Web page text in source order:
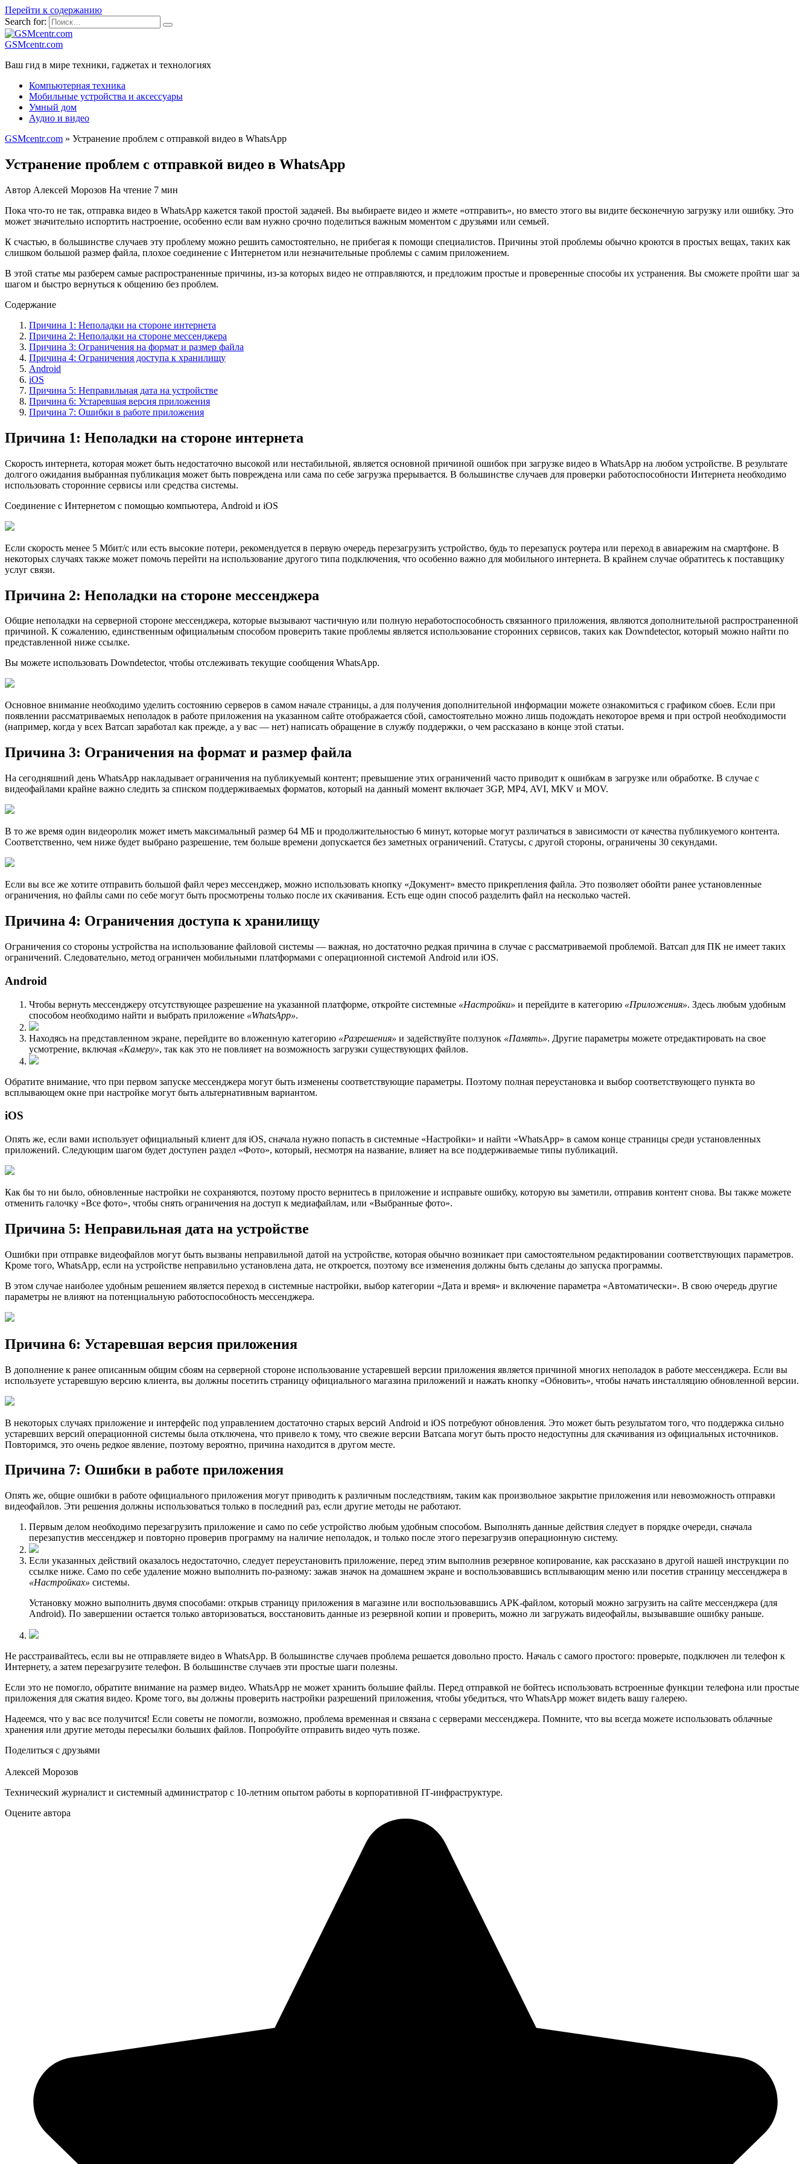
Перейти к содержанию
Search for:
GSMcentr.com
Ваш гид в мире техники, гаджетах и технологиях
Компьютерная техника
Мобильные устройства и аксессуары
Умный дом
Аудио и видео
GSMcentr.com » Устранение проблем с отправкой видео в WhatsApp
Устранение проблем с отправкой видео в WhatsApp
Автор Алексей Морозов На чтение 7 мин
Пока что-то не так, отправка видео в WhatsApp кажется такой простой задачей. Вы выбираете видео и жмете «отправить», но вместо этого вы видите бесконечную загрузку или ошибку. Это
может значительно испортить настроение, особенно если вам нужно срочно поделиться важным моментом с друзьями или семьей.
К счастью, в большинстве случаев эту проблему можно решить самостоятельно, не прибегая к помощи специалистов. Причины этой проблемы обычно кроются в простых вещах, таких как
слишком большой размер файла, плохое соединение с Интернетом или незначительные проблемы с самим приложением.
В этой статье мы разберем самые распространенные причины, из-за которых видео не отправляются, и предложим простые и проверенные способы их устранения. Вы сможете пройти шаг за
шагом и быстро вернуться к общению без проблем.
Содержание
Причина 1: Неполадки на стороне интернета
Причина 2: Неполадки на стороне мессенджера
Причина 3: Ограничения на формат и размер файла
Причина 4: Ограничения доступа к хранилищу
Android
iOS
Причина 5: Неправильная дата на устройстве
Причина 6: Устаревшая версия приложения
Причина 7: Ошибки в работе приложения
Причина 1: Неполадки на стороне интернета
Скорость интернета, которая может быть недостаточно высокой или нестабильной, является основной причиной ошибок при загрузке видео в WhatsApp на любом устройстве. В результате
долгого ожидания выбранная публикация может быть повреждена или сама по себе загрузка прерывается. В большинстве случаев для проверки работоспособности Интернета необходимо
использовать сторонние сервисы или средства системы.
Соединение с Интернетом с помощью компьютера, Android и iOS
Если скорость менее 5 Мбит/с или есть высокие потери, рекомендуется в первую очередь перезагрузить устройство, будь то перезапуск роутера или переход в авиарежим на смартфоне. В
некоторых случаях также может помочь перейти на использование другого типа подключения, что особенно важно для мобильного интернета. В крайнем случае обратитесь к поставщику
услуг связи.
Причина 2: Неполадки на стороне мессенджера
Общие неполадки на серверной стороне мессенджера, которые вызывают частичную или полную неработоспособность связанного приложения, являются дополнительной распространенной
причиной. К сожалению, единственным официальным способом проверить такие проблемы является использование сторонних сервисов, таких как Downdetector, который можно найти по
представленной ниже ссылке.
Вы можете использовать Downdetector, чтобы отслеживать текущие сообщения WhatsApp.
Основное внимaние необходимо уделить состоянию серверов в самом начале страницы, а для получения дополнительной информации можете ознакомиться с графиком сбоев. Если при
появлении рассматриваемых неполадок в работе приложения на указанном сайте отображается сбой, самостоятельно можно лишь подождать некоторое время и при острой необходимости
(например, когда у всех Ватсап заработал как прежде, а у вас — нет) написать обращение в службу поддержки, о чем рассказано в конце этой статьи.
Причина 3: Ограничения на формат и размер файла
На сегодняшний день WhatsApp накладывает ограничения на публикуемый контент; превышение этих ограничений часто приводит к ошибкам в загрузке или обработке. В случае с
видеофайлами крайне важно следить за списком поддерживаемых форматов, который на данный момент включает 3GP, MP4, AVI, MKV и MOV.
В то же время один видеоролик может иметь максимальный размер 64 МБ и продолжительностью 6 минут, которые могут различаться в зависимости от качества публикуемого контента.
Соответственно, чем ниже будет выбрано разрешение, тем больше времени допускается без заметных ограничений. Статусы, с другой стороны, ограничены 30 секундами.
Если вы все же хотите отправить большой файл через мессенджер, можно использовать кнопку «Документ» вместо прикрепления файла. Это позволяет обойти ранее установленные
ограничения, но файлы сами по себе могут быть просмотрены только после их скачивания. Есть еще один способ разделить файл на несколько частей.
Причина 4: Ограничения доступа к хранилищу
Ограничения со стороны устройства на использование файловой системы — важная, но достаточно редкая причина в случае с рассматриваемой проблемой. Ватсап для ПК не имеет таких
ограничений. Следовательно, метод ограничен мобильными платформами с операционной системой Android или iOS.
Android
Чтобы вернуть мессенджеру отсутствующее разрешение на указанной платформе, откройте системные «Настройки» и перейдите в категорию «Приложения». Здесь любым удобным
способом необходимо найти и выбрать приложение «WhatsApp».
Находясь на представленном экране, перейдите во вложенную категорию «Разрешения» и задействуйте ползунок «Память». Другие параметры можете отредактировать на свое
усмотрение, включая «Камеру», так как это не повлияет на возможность загрузки существующих файлов.
Обратите внимание, что при первом запуске мессенджера могут быть изменены соответствующие параметры. Поэтому полная переустановка и выбор соответствующего пункта во
всплывающем окне при настройке могут быть альтернативным вариантом.
iOS
Опять же, если вами использует официальный клиент для iOS, сначала нужно попасть в системные «Настройки» и найти «WhatsApp» в самом конце страницы среди установленных
приложений. Следующим шагом будет доступен раздел «Фото», который, несмотря на название, влияет на все поддерживаемые типы публикаций.
Как бы то ни было, обновленные настройки не сохраняются, поэтому просто вернитесь в приложение и исправьте ошибку, которую вы заметили, отправив контент снова. Вы также можете
отменить галочку «Все фото», чтобы снять ограничения на доступ к медиафайлам, или «Выбранные фото».
Причина 5: Неправильная дата на устройстве
Ошибки при отправке видеофайлов могут быть вызваны неправильной датой на устройстве, которая обычно возникает при самостоятельном редактировании соответствующих параметров.
Кроме того, WhatsApp, если на устройстве неправильно установлена дата, не откроется, поэтому все изменения должны быть сделаны до запуска программы.
В этом случае наиболее удобным решением является переход в системные настройки, выбор категории «Дата и время» и включение параметра «Автоматически». В свою очередь другие
параметры не влияют на потенциальную работоспособность мессенджера.
Причина 6: Устаревшая версия приложения
В дополнение к ранее описанным общим сбоям на серверной стороне использование устаревшей версии приложения является причиной многих неполадок в работе мессенджера. Если вы
используете устаревшую версию клиента, вы должны посетить страницу официального магазина приложений и нажать кнопку «Обновить», чтобы начать инсталляцию обновленной версии.
В некоторых случаях приложение и интерфейс под управлением достаточно старых версий Android и iOS потребуют обновления. Это может быть результатом того, что поддержка сильно
устаревших версий операционной системы была отключена, что привело к тому, что свежие версии Ватсапа могут быть просто недоступны для скачивания из официальных источников.
Повторимся, это очень редкое явление, поэтому вероятно, причина находится в другом месте.
Причина 7: Ошибки в работе приложения
Опять же, общие ошибки в работе официального приложения могут приводить к различным последствиям, таким как произвольное закрытие приложения или невозможность отправки
видеофайлов. Эти решения должны использоваться только в последний раз, если другие методы не работают.
Первым делом необходимо перезагрузить приложение и само по себе устройство любым удобным способом. Выполнять данные действия следует в порядке очереди, сначала
перезапустив мессенджер и повторно проверив программу на наличие неполадок, и только после этого перезагрузив операционную систему.
Если указанных действий оказалось недостаточно, следует переустановить приложение, перед этим выполнив резервное копирование, как рассказано в другой нашей инструкции по
ссылке ниже. Само по себе удаление можно выполнить по-разному: зажав значок на домашнем экране и воспользовавшись всплывающим меню или посетив страницу мессенджера в
«Настройках» системы.
Установку можно выполнить двумя способами: открыв страницу приложения в магазине или воспользовавшись APK-файлом, который можно загрузить на сайте мессенджера (для
Android). По завершении остается только авторизоваться, восстановить данные из резервной копии и проверить, можно ли загружать видеофайлы, вызывавшие ошибку раньше.
Не расстраивайтесь, если вы не отправляете видео в WhatsApp. В большинстве случаев проблема решается довольно просто. Началь с самого простого: проверьте, подключен ли телефон к
Интернету, а затем перезагрузите телефон. В большинстве случаев эти простые шаги полезны.
Если это не помогло, обратите внимание на размер видео. WhatsApp не может хранить большие файлы. Перед отправкой не бойтесь использовать встроенные функции телефона или простые
приложения для сжатия видео. Кроме того, вы должны проверить настройки разрешений приложения, чтобы убедиться, что WhatsApp может видеть вашу галерею.
Надеемся, что у вас все получится! Если советы не помогли, возможно, проблема временная и связана с серверами мессенджера. Помните, что вы всегда можете использовать облачные
хранения или другие методы пересылки больших файлов. Попробуйте отправить видео чуть позже.
Поделиться с друзьями
Алексей Морозов
Технический журналист и системный администратор с 10‑летним опытом работы в корпоративной IT‑инфраструктуре.
Оцените автора